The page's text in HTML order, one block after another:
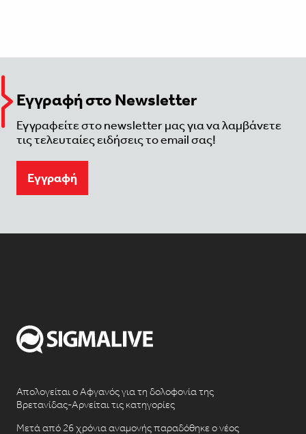
Εγγραφή στο Newsletter
Εγγραφείτε στο newsletter μας για να λαμβάνετε
τις τελευταίες ειδήσεις το email σας!
Eγγραφή
Απολογείται ο Αφγανός για τη δολοφονία της
Βρετανίδας-Αρνείται τις κατηγορίες
Μετά από 26 χρόνια αναμονής παραδόθηκε ο νέος